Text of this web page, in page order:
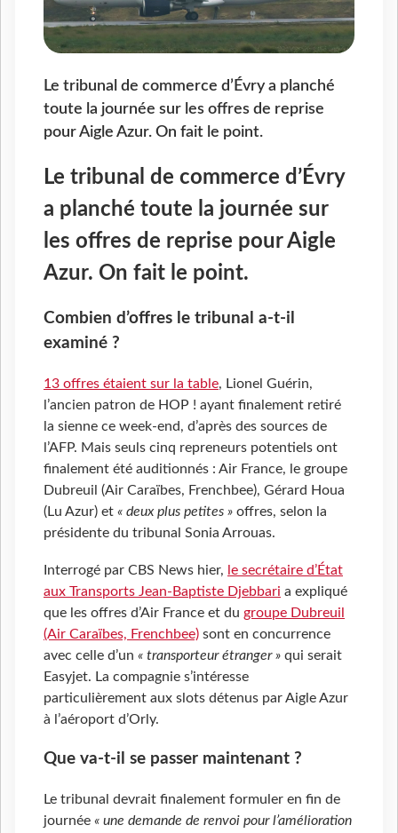
Le tribunal de commerce d’Évry a planché
toute la journée sur les offres de reprise
pour Aigle Azur. On fait le point.
Le tribunal de commerce d’Évry
a planché toute la journée sur
les offres de reprise pour Aigle
Azur. On fait le point.
Combien d’offres le tribunal a-t-il
examiné ?
13 offres étaient sur la table, Lionel Guérin,
l’ancien patron de HOP ! ayant finalement retiré
la sienne ce week-end, d’après des sources de
l’AFP. Mais seuls cinq repreneurs potentiels ont
finalement été auditionnés : Air France, le groupe
Dubreuil (Air Caraïbes, Frenchbee), Gérard Houa
(Lu Azur) et « deux plus petites » offres, selon la
présidente du tribunal Sonia Arrouas.
Interrogé par CBS News hier, le secrétaire d’État
aux Transports Jean-Baptiste Djebbari a expliqué
que les offres d’Air France et du groupe Dubreuil
(Air Caraïbes, Frenchbee) sont en concurrence
avec celle d’un « transporteur étranger » qui serait
Easyjet. La compagnie s’intéresse
particulièrement aux slots détenus par Aigle Azur
à l’aéroport d’Orly.
Que va-t-il se passer maintenant ?
Le tribunal devrait finalement formuler en fin de
journée « une demande de renvoi pour l’amélioration